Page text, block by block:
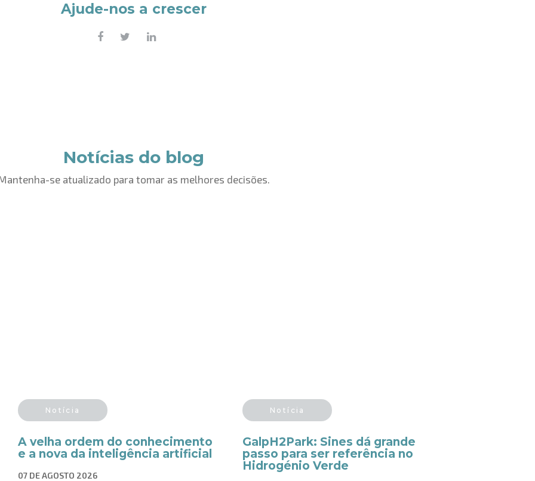
Ajude-nos a crescer
Notícias do blog
se atualizado para tomar as melhores decisões.
Notícia
A velha ordem do conhecimento
e a nova da inteligência artificial
07 DE AGOSTO 2026
Notícia
GalpH2Park: Sines dá grande
passo para ser referência no
Hidrogénio Verde